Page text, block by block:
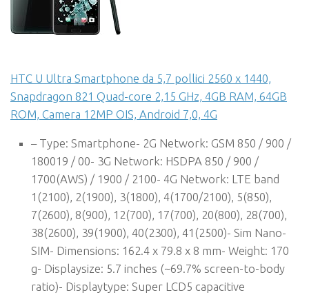
HTC U Ultra Smartphone da 5,7 pollici 2560 x 1440,
Snapdragon 821 Quad-core 2,15 GHz, 4GB RAM, 64GB
ROM, Camera 12MP OIS, Android 7,0, 4G
– Type: Smartphone- 2G Network: GSM 850 / 900 /
180019 / 00- 3G Network: HSDPA 850 / 900 /
1700(AWS) / 1900 / 2100- 4G Network: LTE band
1(2100), 2(1900), 3(1800), 4(1700/2100), 5(850),
7(2600), 8(900), 12(700), 17(700), 20(800), 28(700),
38(2600), 39(1900), 40(2300), 41(2500)- Sim Nano-
SIM- Dimensions: 162.4 x 79.8 x 8 mm- Weight: 170
g- Displaysize: 5.7 inches (~69.7% screen-to-body
ratio)- Displaytype: Super LCD5 capacitive